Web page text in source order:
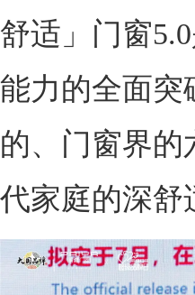
舒适」门窗
能力的全面突
的、门窗界的
代家庭的深舒